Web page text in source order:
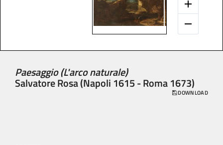
Paesaggio (L'arco naturale)
Salvatore Rosa (Napoli 1615 - Roma 1673)
DOWNLOAD